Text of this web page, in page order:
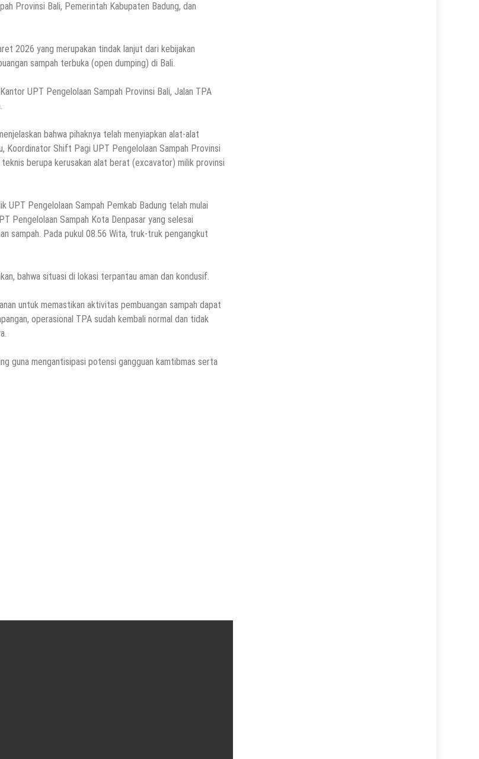
Provinsi Bali, Pemerintah Kabupaten Badung, dan
2026 yang merupakan tindak lanjut dari kebijakan
sampah terbuka (open dumping) di Bali.
UPT Pengelolaan Sampah Provinsi Bali, Jalan TPA
bahwa pihaknya telah menyiapkan alat-alat
Koordinator Shift Pagi UPT Pengelolaan Sampah Provinsi
berupa kerusakan alat berat (excavator) milik provinsi
UPT Pengelolaan Sampah Pemkab Badung telah mulai
Pengelolaan Sampah Kota Denpasar yang selesai
sampah. Pada pukul 08.56 Wita, truk-truk pengangkut
bahwa situasi di lokasi terpantau aman dan kondusif.
untuk memastikan aktivitas pembuangan sampah dapat
operasional TPA sudah kembali normal dan tidak
guna mengantisipasi potensi gangguan kamtibmas serta